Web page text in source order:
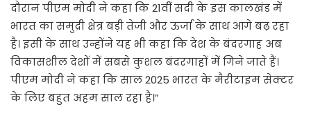
दौरान पीएम मोदी ने कहा कि 21वीं सदी के इस कालखंड में
भारत का समुद्री क्षेत्र बड़ी तेजी और ऊर्जा के साथ आगे बढ़ रहा
है। इसी के साथ उन्होंने यह भी कहा कि देश के बंदरगाह अब
विकासशील देशों में सबसे कुशल बंदरगाहों में गिने जाते हैं।
पीएम मोदी ने कहा कि साल 2025 भारत के मैरीटाइम सेक्टर
के लिए बहुत अहम साल रहा है।”